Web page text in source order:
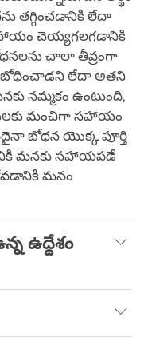
తగ్గించడానికి లేదా
చెయ్యగలగడానికి
చాలా తీవ్రంగా
బోధించాడని లేదా అతని
నమ్మకం ఉంటుంది,
మంచిగా సహాయం
బోధన యొక్క పూర్తి
మనకు సహాయపడే
మనం
ఉద్దేశం